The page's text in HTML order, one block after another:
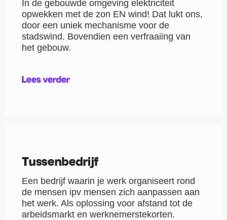
In de gebouwde omgeving elektriciteit
opwekken met de zon EN wind! Dat lukt ons,
door een uniek mechanisme voor de
stadswind. Bovendien een verfraaiing van
het gebouw.
Lees verder
Tussenbedrijf
Een bedrijf waarin je werk organiseert rond
de mensen ipv mensen zich aanpassen aan
het werk. Als oplossing voor afstand tot de
arbeidsmarkt en werknemerstekorten.